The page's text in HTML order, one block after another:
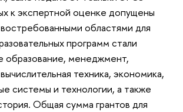
к экспертной оценке допущены
областями для
программ стали
образование, менеджмент,
техника, экономика,
системы и технологии, а также
Общая сумма грантов для